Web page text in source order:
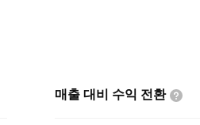
매출 대비 수익 전환